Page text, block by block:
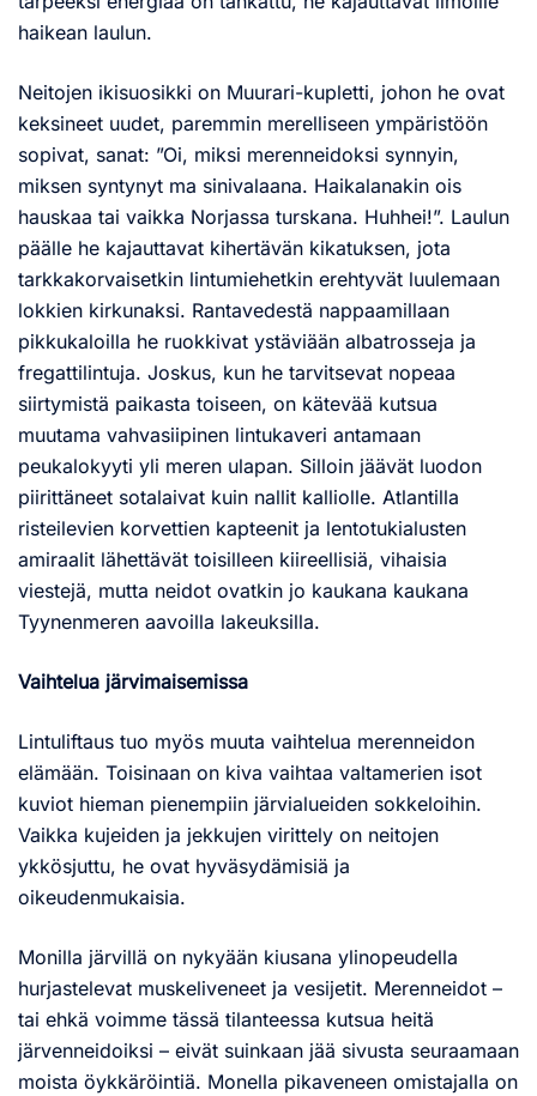
haikean laulun.
Neitojen ikisuosikki on Muurari-kupletti, johon he ovat
keksineet uudet, paremmin merelliseen ympäristöön
sopivat, sanat: ”Oi, miksi merenneidoksi synnyin,
miksen syntynyt ma sinivalaana. Haikalanakin ois
hauskaa tai vaikka Norjassa turskana. Huhhei!”. Laulun
päälle he kajauttavat kihertävän kikatuksen, jota
tarkkakorvaisetkin lintumiehetkin erehtyvät luulemaan
lokkien kirkunaksi. Rantavedestä nappaamillaan
pikkukaloilla he ruokkivat ystäviään albatrosseja ja
fregattilintuja. Joskus, kun he tarvitsevat nopeaa
siirtymistä paikasta toiseen, on kätevää kutsua
muutama vahvasiipinen lintukaveri antamaan
peukalokyyti yli meren ulapan. Silloin jäävät luodon
piirittäneet sotalaivat kuin nallit kalliolle. Atlantilla
risteilevien korvettien kapteenit ja lentotukialusten
amiraalit lähettävät toisilleen kiireellisiä, vihaisia
viestejä, mutta neidot ovatkin jo kaukana kaukana
Tyynenmeren aavoilla lakeuksilla.
Vaihtelua järvimaisemissa
Lintuliftaus tuo myös muuta vaihtelua merenneidon
elämään. Toisinaan on kiva vaihtaa valtamerien isot
kuviot hieman pienempiin järvialueiden sokkeloihin.
Vaikka kujeiden ja jekkujen virittely on neitojen
ykkösjuttu, he ovat hyväsydämisiä ja
oikeudenmukaisia.
Monilla järvillä on nykyään kiusana ylinopeudella
hurjastelevat muskeliveneet ja vesijetit. Merenneidot –
tai ehkä voimme tässä tilanteessa kutsua heitä
järvenneidoiksi – eivät suinkaan jää sivusta seuraamaan
moista öykkäröintiä. Monella pikaveneen omistajalla on